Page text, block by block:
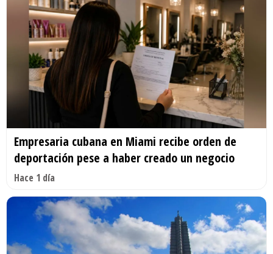
Empresaria cubana en Miami recibe orden de
deportación pese a haber creado un negocio
Hace 1 día